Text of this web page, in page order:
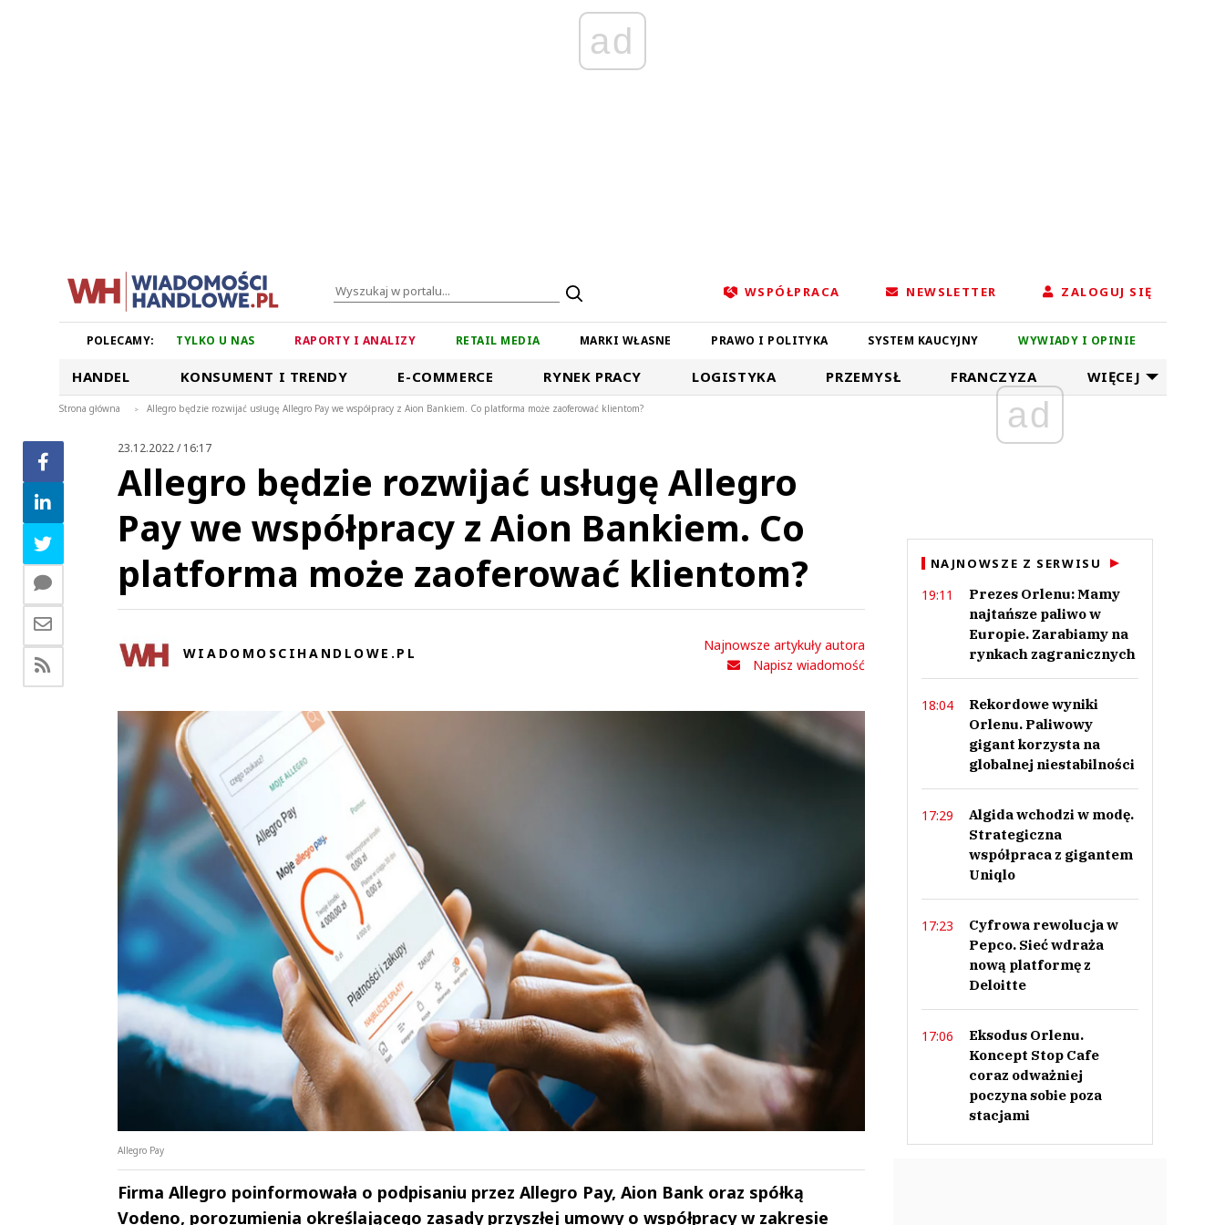
ad
WSPÓŁPRACA NEWSLETTER ZALOGUJ SIĘ
POLECAMY: TYLKO U NAS RAPORTY I ANALIZY RETAIL MEDIA MARKI WŁASNE PRAWO I POLITYKA SYSTEM KAUCYJNY WYWIADY I OPINIE
HANDEL KONSUMENT I TRENDY E-COMMERCE RYNEK PRACY LOGISTYKA PRZEMYSŁ FRANCZYZA WIĘCEJ
Strona główna > Allegro będzie rozwijać usługę Allegro Pay we współpracy z Aion Bankiem. Co platforma może zaoferować klientom?
23.12.2022 / 16:17
Allegro będzie rozwijać usługę Allegro
Pay we współpracy z Aion Bankiem. Co
platforma może zaoferować klientom?
WIADOMOSCIHANDLOWE.PL
Najnowsze artykuły autora
Napisz wiadomość
Allegro Pay
Firma Allegro poinformowała o podpisaniu przez Allegro Pay, Aion Bank oraz spółką
Vodeno, porozumienia określającego zasady przyszłej umowy o współpracy w zakresie
ad
NAJNOWSZE Z SERWISU
19:11
Prezes Orlenu: Mamy
najtańsze paliwo w
Europie. Zarabiamy na
rynkach zagranicznych
18:04
Rekordowe wyniki
Orlenu. Paliwowy
gigant korzysta na
globalnej niestabilności
17:29
Algida wchodzi w modę.
Strategiczna
współpraca z gigantem
Uniqlo
17:23
Cyfrowa rewolucja w
Pepco. Sieć wdraża
nową platformę z
Deloitte
17:06
Eksodus Orlenu.
Koncept Stop Cafe
coraz odważniej
poczyna sobie poza
stacjami